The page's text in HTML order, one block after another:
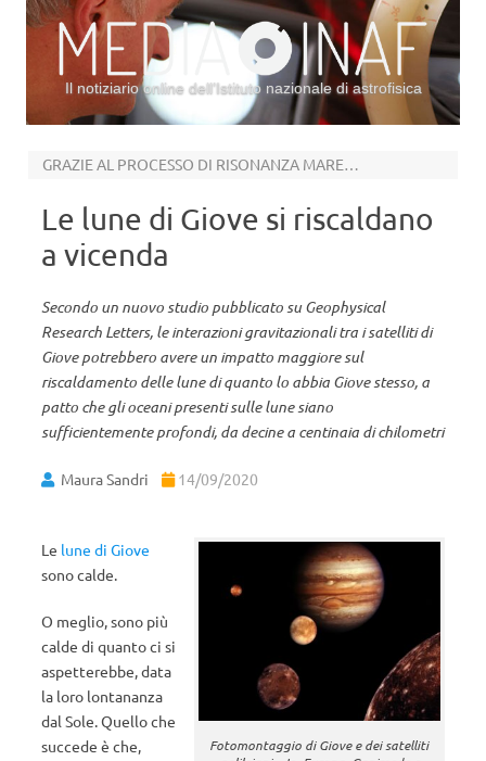
Il notiziario online dell’Istituto nazionale di astrofisica
GRAZIE AL PROCESSO DI RISONANZA MAREALE
Le lune di Giove si riscaldano
a vicenda
Secondo un nuovo studio pubblicato su Geophysical
Research Letters, le interazioni gravitazionali tra i satelliti di
Giove potrebbero avere un impatto maggiore sul
riscaldamento delle lune di quanto lo abbia Giove stesso, a
patto che gli oceani presenti sulle lune siano
sufficientemente profondi, da decine a centinaia di chilometri
Maura Sandri 14/09/2020
Fotomontaggio di Giove e dei satelliti
Le lune di Giove
sono calde.
O meglio, sono più
calde di quanto ci si
aspetterebbe, data
la loro lontananza
dal Sole. Quello che
succede è che,